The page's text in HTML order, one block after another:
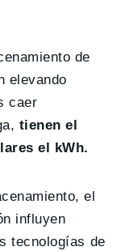
de
elevando
caer
tienen el
el kWh.
el
influyen
tecnologías de